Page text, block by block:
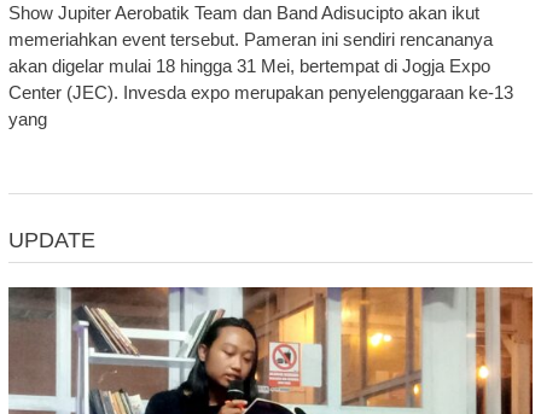
Show Jupiter Aerobatik Team dan Band Adisucipto akan ikut
memeriahkan event tersebut. Pameran ini sendiri rencananya
akan digelar mulai 18 hingga 31 Mei, bertempat di Jogja Expo
Center (JEC). Invesda expo merupakan penyelenggaraan ke-13
yang
UPDATE